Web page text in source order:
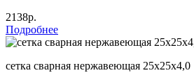
2138р.
Подробнее
сетка сварная нержавеющая 25х25х4,0